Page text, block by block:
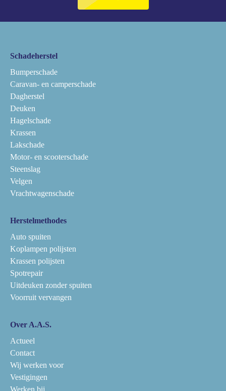
Schadeherstel
Bumperschade
Caravan- en camperschade
Dagherstel
Deuken
Hagelschade
Krassen
Lakschade
Motor- en scooterschade
Steenslag
Velgen
Vrachtwagenschade
Herstelmethodes
Auto spuiten
Koplampen polijsten
Krassen polijsten
Spotrepair
Uitdeuken zonder spuiten
Voorruit vervangen
Over A.A.S.
Actueel
Contact
Wij werken voor
Vestigingen
Werken bij